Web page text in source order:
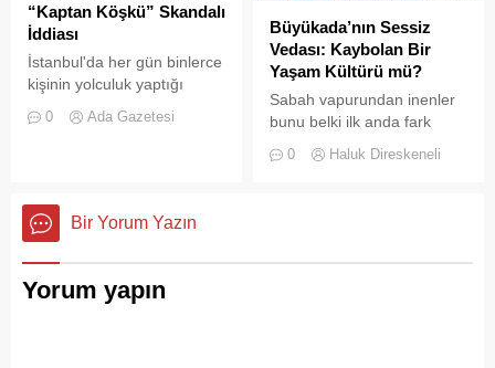
“Kaptan Köşkü” Skandalı
İddiası
İstanbul'da her gün binlerce
kişinin yolculuk yaptığı
görüntüler "bu kadarına da
0 Ada Gazetesi
Büyükada’nın Sessiz
Vedası: Kaybolan Bir
Yaşam Kültürü mü?
Sabah vapurundan inenler
bunu belki ilk anda fark
Büyükada’yı elli, altmış yıldır
0 Haluk Direskeneli
Bir Yorum Yazın
Yorum yapın